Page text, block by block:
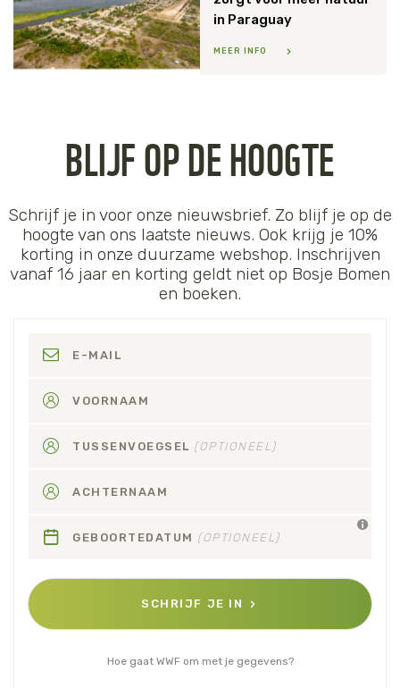
in Paraguay
MEER INFO
BLIJF OP DE HOOGTE
Schrijf je in voor onze nieuwsbrief. Zo blijf je op de
hoogte van ons laatste nieuws. Ook krijg je 10%
korting in onze duurzame webshop. Inschrijven
vanaf 16 jaar en korting geldt niet op Bosje Bomen
en boeken.
E-MAIL
VOORNAAM
TUSSENVOEGSEL (OPTIONEEL)
ACHTERNAAM
GEBOORTEDATUM (OPTIONEEL)
SCHRIJF JE IN
Hoe gaat WWF om met je gegevens?